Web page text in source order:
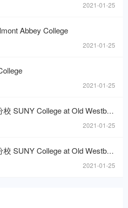
2021-01-25
Abbey College
2021-01-25
2021-01-25
SUNY College at Old Westbury
2021-01-25
SUNY College at Old Westbury
2021-01-25